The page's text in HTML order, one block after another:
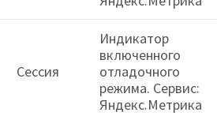
Сессия
Индикатор
включенного
отладочного
режима. Сервис:
Яндекс.Метрика